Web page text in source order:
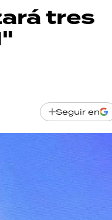
tres
Seguir en